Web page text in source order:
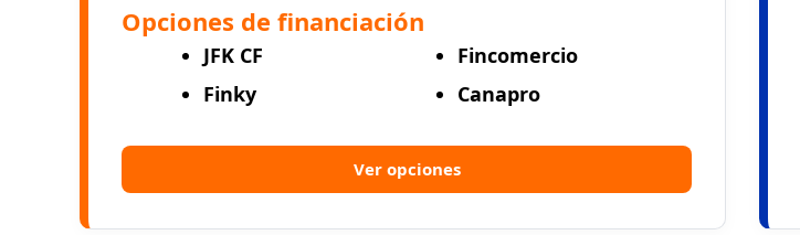
Opciones de financiación
JFK CF
Finky
Fincomercio
Canapro
Ver opciones